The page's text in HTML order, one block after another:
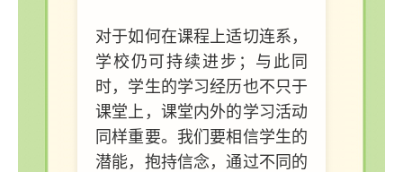
对于如何在课程上适切连系，
学校仍可持续进步；与此同
时，学生的学习经历也不只于
课堂上，课堂内外的学习活动
同样重要。我们要相信学生的
潜能，抱持信念，通过不同的